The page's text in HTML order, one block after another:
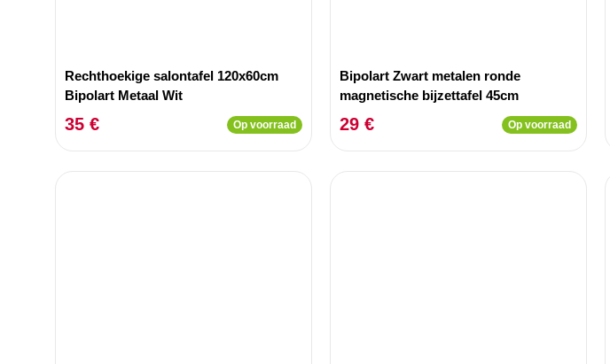
Rechthoekige salontafel 120x60cm
Bipolart Metaal Wit
35 € Op voorraad
Bipolart Zwart metalen ronde
magnetische bijzettafel 45cm
29 € Op voorraad